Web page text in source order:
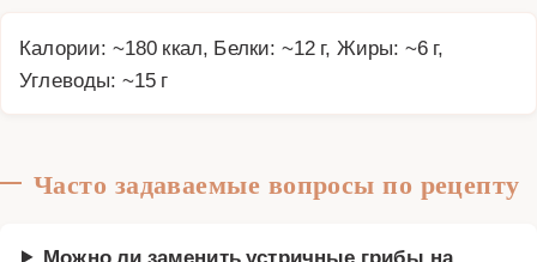
Калории: ~180 ккал, Белки: ~12 г, Жиры: ~6 г,
Углеводы: ~15 г
Часто задаваемые вопросы по рецепту
Можно ли заменить устричные грибы на